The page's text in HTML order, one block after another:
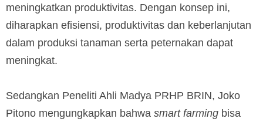
meningkatkan produktivitas. Dengan konsep ini,
diharapkan efisiensi, produktivitas dan keberlanjutan
dalam produksi tanaman serta peternakan dapat
meningkat.
Sedangkan Peneliti Ahli Madya PRHP BRIN, Joko
Pitono mengungkapkan bahwa smart farming bisa